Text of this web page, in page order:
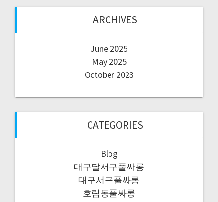
ARCHIVES
June 2025
May 2025
October 2023
CATEGORIES
Blog
대구달서구풀싸롱
대구서구풀싸롱
호림동풀싸롱